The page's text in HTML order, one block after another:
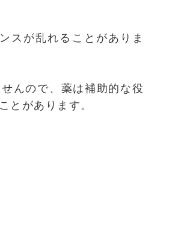
スが乱れることがありま
んので、薬は補助的な役
とがあります。